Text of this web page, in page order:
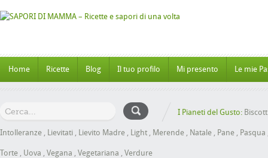
Home Ricette Blog Il tuo profilo Mi presento Le mie
I Pianeti del Gusto:
Intolleranze , Lievitati , Lievito Madre , Light , Merende , Natale , Pane , Pasqua
Torte , Uova , Vegana , Vegetariana , Verdure